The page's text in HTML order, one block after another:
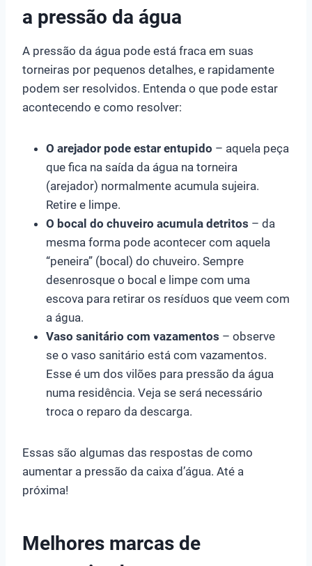
a pressão da água
A pressão da água pode está fraca em suas
torneiras por pequenos detalhes, e rapidamente
podem ser resolvidos. Entenda o que pode estar
acontecendo e como resolver:
O arejador pode estar entupido – aquela peça
que fica na saída da água na torneira
(arejador) normalmente acumula sujeira.
Retire e limpe.
O bocal do chuveiro acumula detritos – da
mesma forma pode acontecer com aquela
“peneira” (bocal) do chuveiro. Sempre
desenrosque o bocal e limpe com uma
escova para retirar os resíduos que veem com
a água.
Vaso sanitário com vazamentos – observe
se o vaso sanitário está com vazamentos.
Esse é um dos vilões para pressão da água
numa residência. Veja se será necessário
troca o reparo da descarga.
Essas são algumas das respostas de como
aumentar a pressão da caixa d’água. Até a
próxima!
Melhores marcas de